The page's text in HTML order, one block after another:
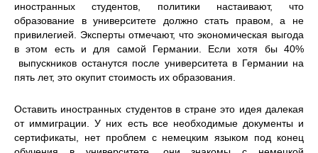
иностранных студентов, политики настаивают, что
образование в университете должно стать правом, а не
привилегией. Эксперты отмечают, что экономическая выгода
в этом есть и для самой Германии. Если хотя бы 40%
выпускников останутся после университета в Германии на
пять лет, это окупит стоимость их образования.
Оставить иностранных студентов в стране это идея далекая
от иммиграции. У них есть все необходимые документы и
сертификаты, нет проблем с немецким языком под конец